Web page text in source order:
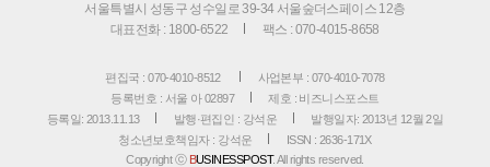
서울특별시 성동구 성수일로 39-34 서울숲더스페이스 12층
대표전화 : 1800-6522
팩스 : 070-4015-8658
편집국 : 070-4010-8512
사업본부 : 070-4010-7078
등록번호 : 서울 아 02897
제호 : 비즈니스포스트
등록일: 2013.11.13
발행·편집인 : 강석운
발행일자: 2013년 12월 2일
청소년보호책임자 : 강석운
ISSN : 2636-171X
Copyright ⓒ BUSINESSPOST. All rights reserved.